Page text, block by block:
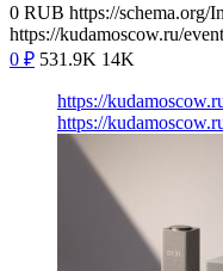
0 RUB https://schema.org/
https://kudamoscow.ru/
0 ₽ 531.9K 14K
https://
https://